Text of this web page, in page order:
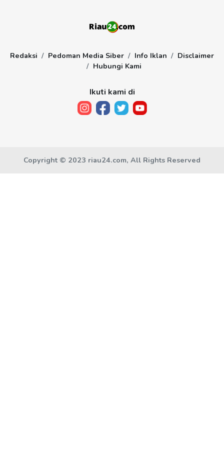
Redaksi Pedoman Media Siber Info Iklan
Disclaimer
Hubungi Kami
Ikuti kami di
Copyright © 2023 riau24.com, All Rights Reserved